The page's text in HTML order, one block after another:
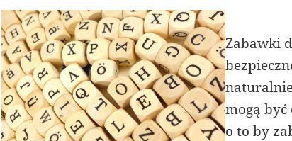
Zabawki
mogą
o to by